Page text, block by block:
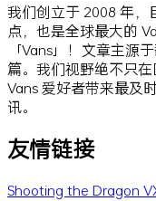
我们创立于 2008 年，
点，也是全球最大的
「Vans」！文章主源
篇。我们视野绝不只
Vans 爱好者带来最及
讯。
友情链接
Shooting the Dragon